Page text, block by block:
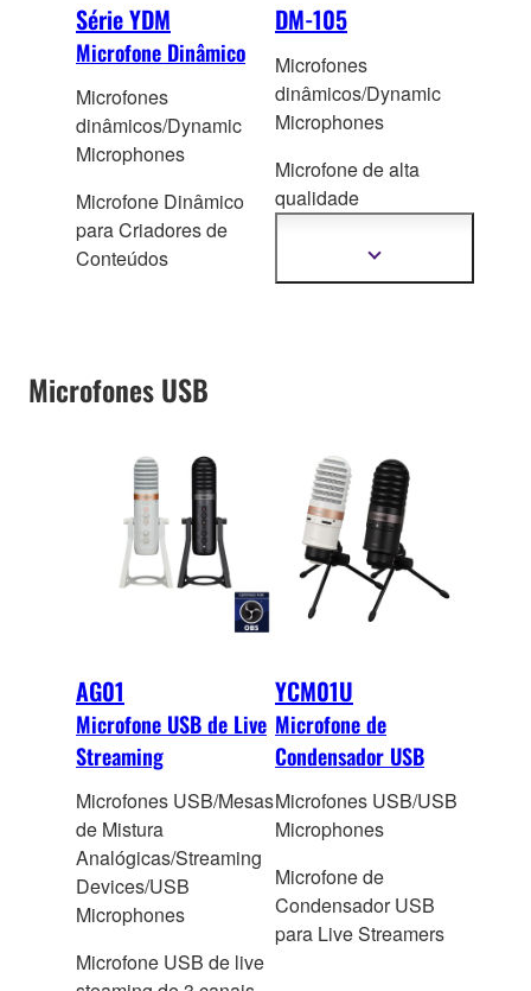
Série YDM
Microfone Dinâmico
Microfones
dinâmicos/Dynamic
Microphones
Microfone Dinâmico
para Criadores de
Conteúdos
DM-105
Microfones
dinâmicos/Dynamic
Microphones
Microfone de alta
qualidade
especificamente para
voz
Mostrar
Microfones USB
AG01
Microfone USB de Live
Streaming
Microfones USB/Mesas
de Mistura
Analógicas/Streaming
Devices/USB
Microphones
Microfone USB de live
YCM01U
Microfone de
Condensador USB
Microfones USB/USB
Microphones
Microfone de
Condensador USB
para Live Streamers